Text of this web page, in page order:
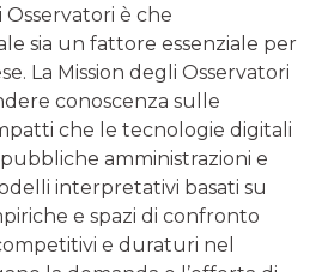
è che
sia un fattore essenziale per
La Mission degli Osservatori
conoscenza sulle
che le tecnologie digitali
amministrazioni e
interpretativi basati su
e spazi di confronto
e duraturi nel